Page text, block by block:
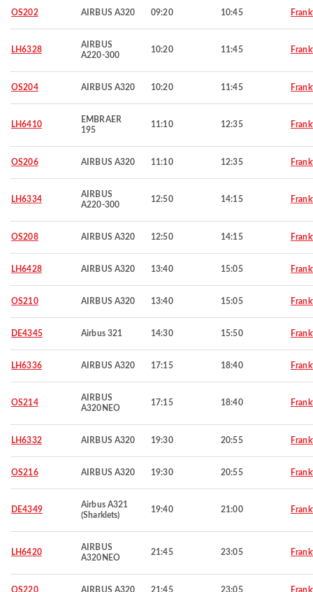
OS202 AIRBUS A320 09:20 10:45
LH6328
AIRBUS
A220-300
10:20 11:45
OS204 AIRBUS A320 10:20 11:45
LH6410
EMBRAER
195
11:10 12:35
OS206 AIRBUS A320 11:10 12:35
LH6334
AIRBUS
A220-300
12:50 14:15
OS208 AIRBUS A320 12:50 14:15
LH6428 AIRBUS A320 13:40 15:05
OS210 AIRBUS A320 13:40 15:05
DE4345 Airbus 321 14:30 15:50
LH6336 AIRBUS A320 17:15 18:40
OS214
AIRBUS
A320NEO
17:15 18:40
LH6332 AIRBUS A320 19:30 20:55
OS216 AIRBUS A320 19:30 20:55
DE4349
Airbus A321
(Sharklets)
19:40 21:00
LH6420
AIRBUS
A320NEO
21:45 23:05
OS220 AIRBUS A320 21:45 23:05